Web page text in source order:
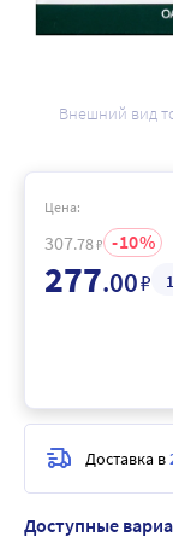
Внешний вид
Доступные
Цена:
307.78₽ 10
277.00₽
Доставка в